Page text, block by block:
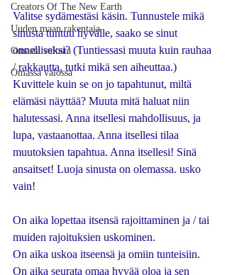
Creators Of The New Earth
Uuden maan rakentaja
Omasta valosta
Omassa valossa
Valitse sydämestäsi käsin. Tunnustele mikä
sinusta tuntuu hyvälle, saako se sinut
onnelliseksi? (Tuntiessasi muuta kuin rauhaa
/ rakkautta, tutki mikä sen aiheuttaa.)
Kuvittele kuin se on jo tapahtunut, miltä
elämäsi näyttää? Muuta mitä haluat niin
halutessasi. Anna itsellesi mahdollisuus, ja
lupa, vastaanottaa. Anna itsellesi tilaa
muutoksien tapahtua. Anna itsellesi! Sinä
ansaitset! Luoja sinusta on olemassa. usko
vain!
On aika lopettaa itsensä rajoittaminen ja / tai
muiden rajoituksien uskominen.
On aika uskoa itseensä ja omiin tunteisiin.
On aika seurata omaa hyvää oloa ja sen